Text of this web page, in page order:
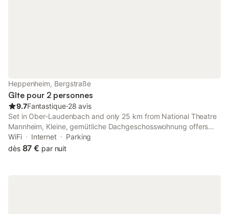
Heppenheim, Bergstraße
Gîte pour 2 personnes
9.7Fantastique⋅28 avis
Set in Ober-Laudenbach and only 25 km from National Theatre
Mannheim, Kleine, gemütliche Dachgeschosswohnung offers
accommodation with garden views, free WiFi and free private
parking.
WiFi Internet
Parking
dès 87 € par nuit